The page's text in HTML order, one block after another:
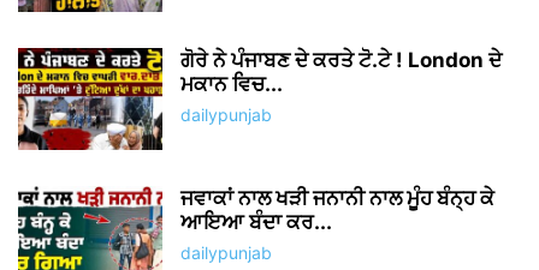
ਗੋਰੇ ਨੇ ਪੰਜਾਬਣ ਦੇ ਕਰਤੇ ਟੋ.ਟੇ ! London ਦੇ
ਮਕਾਨ ਵਿਚ...
dailypunjab
ਜਵਾਕਾਂ ਨਾਲ ਖੜੀ ਜਨਾਨੀ ਨਾਲ ਮੂੰਹ ਬੰਨ੍ਹ ਕੇ
ਆਇਆ ਬੰਦਾ ਕਰ...
dailypunjab